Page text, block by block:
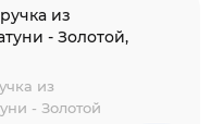
из
- Золотой,
из
- Золотой